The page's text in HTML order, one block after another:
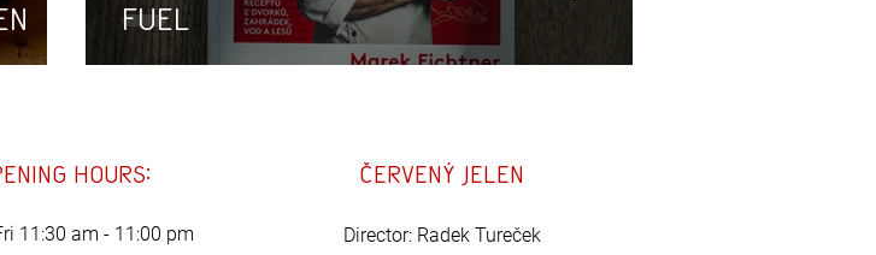
fuel
hours:
11:30 am - 11:00 pm
Červený Jelen
Director: Radek Tureček